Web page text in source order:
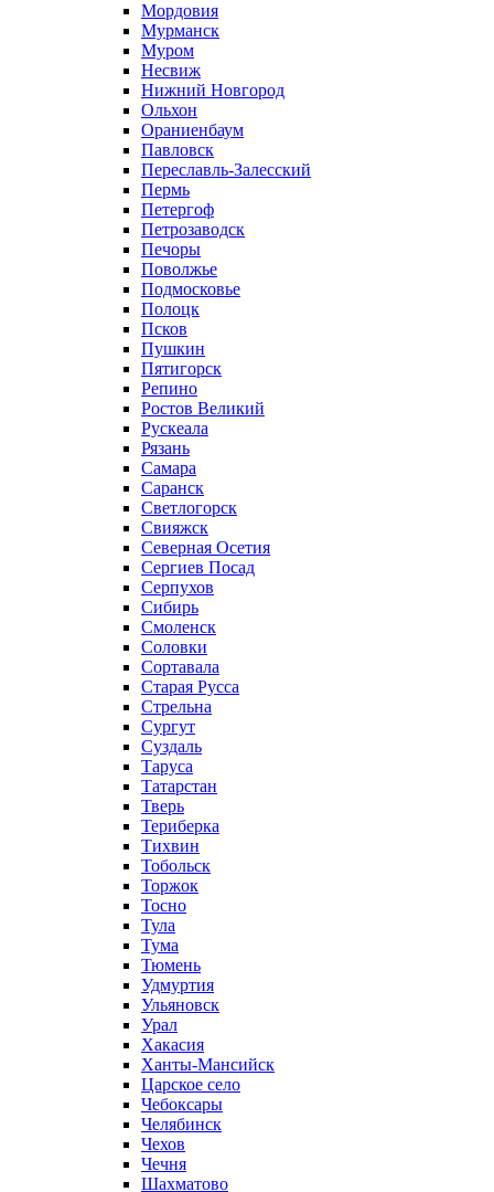
Мордовия
Мурманск
Муром
Несвиж
Нижний Новгород
Ольхон
Ораниенбаум
Павловск
Переславль-Залесский
Пермь
Петергоф
Петрозаводск
Печоры
Поволжье
Подмосковье
Полоцк
Псков
Пушкин
Пятигорск
Репино
Ростов Великий
Рускеала
Рязань
Самара
Саранск
Светлогорск
Свияжск
Северная Осетия
Сергиев Посад
Серпухов
Сибирь
Смоленск
Соловки
Сортавала
Старая Русса
Стрельна
Сургут
Суздаль
Таруса
Татарстан
Тверь
Териберка
Тихвин
Тобольск
Торжок
Тосно
Тула
Тума
Тюмень
Удмуртия
Ульяновск
Урал
Хакасия
Ханты-Мансийск
Царское село
Чебоксары
Челябинск
Чехов
Чечня
Шахматово